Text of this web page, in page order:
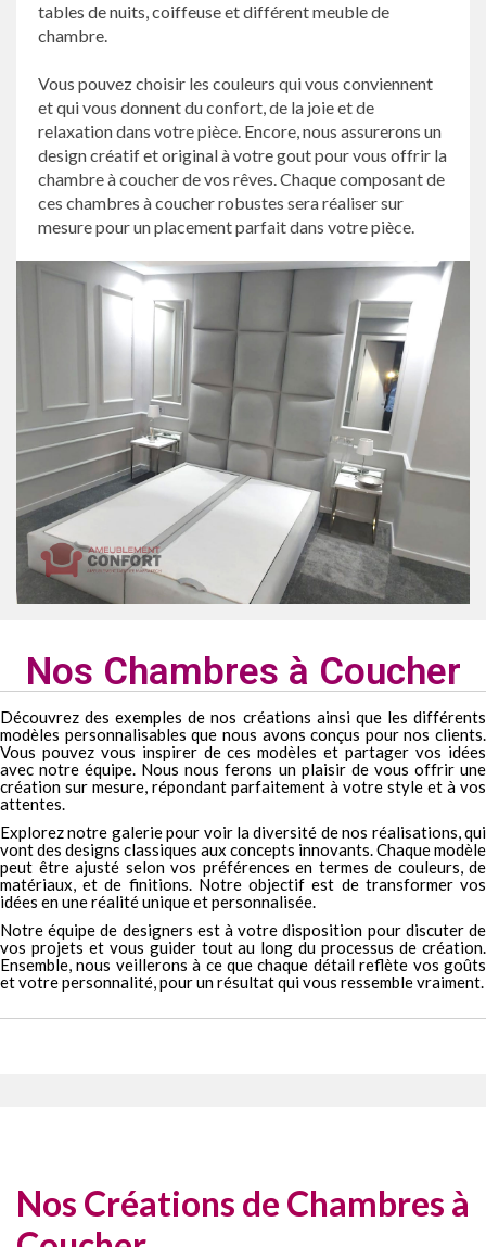
tables de nuits, coiffeuse et différent meuble de
chambre.
Vous pouvez choisir les couleurs qui vous conviennent
et qui vous donnent du confort, de la joie et de
relaxation dans votre pièce. Encore, nous assurerons un
design créatif et original à votre gout pour vous offrir la
chambre à coucher de vos rêves. Chaque composant de
ces chambres à coucher robustes sera réaliser sur
mesure pour un placement parfait dans votre pièce.
Nos Chambres à Coucher
Découvrez des exemples de nos créations ainsi que les différents
modèles personnalisables que nous avons conçus pour nos clients.
Vous pouvez vous inspirer de ces modèles et partager vos idées
avec notre équipe. Nous nous ferons un plaisir de vous offrir une
création sur mesure, répondant parfaitement à votre style et à vos
attentes.
Explorez notre galerie pour voir la diversité de nos réalisations, qui
vont des designs classiques aux concepts innovants. Chaque modèle
peut être ajusté selon vos préférences en termes de couleurs, de
matériaux, et de finitions. Notre objectif est de transformer vos
idées en une réalité unique et personnalisée.
Notre équipe de designers est à votre disposition pour discuter de
vos projets et vous guider tout au long du processus de création.
Ensemble, nous veillerons à ce que chaque détail reflète vos goûts
et votre personnalité, pour un résultat qui vous ressemble vraiment.
Nos Créations de Chambres à